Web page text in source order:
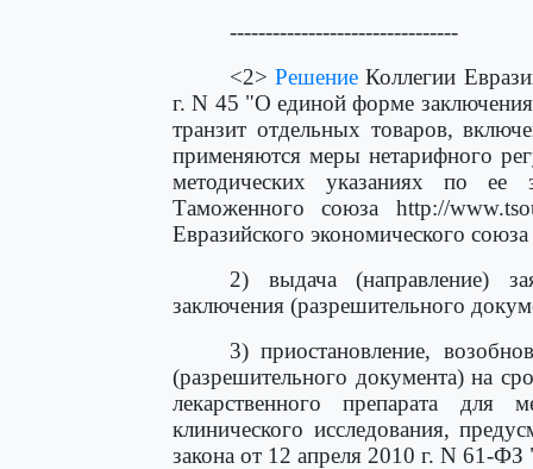
--------------------------------
<2>Решение Коллегии
г. N 45 "О единой форме
транзит отдельных товаров,
применяются меры нетарифного
методических указаниях по ее
Таможенного союза http://
Евразийского экономического
2) выдача (направление)
заключения (разрешительного
3) приостановление,
(разрешительного документа) на
лекарственного препарата для
клинического исследования,
закона от 12 апреля 2010 г. N 61-